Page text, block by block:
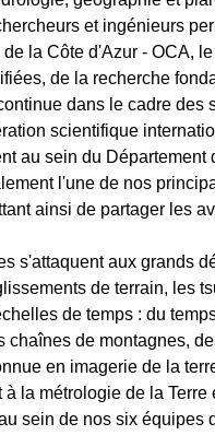
et ingénieurs
de la Côte d'Azur - OCA, le
de la recherche
dans le cadre
scientifique
au sein du Département
l'une de nos
ainsi de partager les
s'attaquent aux grands
de terrain, les
de temps : du
chaînes de montagnes,
en imagerie de la
à la métrologie de la
sein de nos six équipes